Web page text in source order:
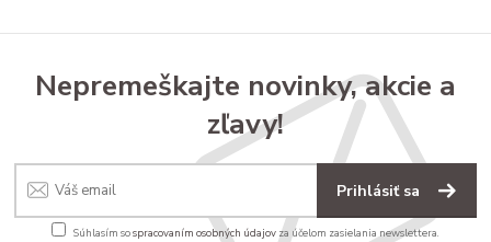
Nepremeškajte novinky, akcie a
zľavy!
Prihlásiť sa
Súhlasím sospracovaním osobných údajov za účelom zasielania newslettera.